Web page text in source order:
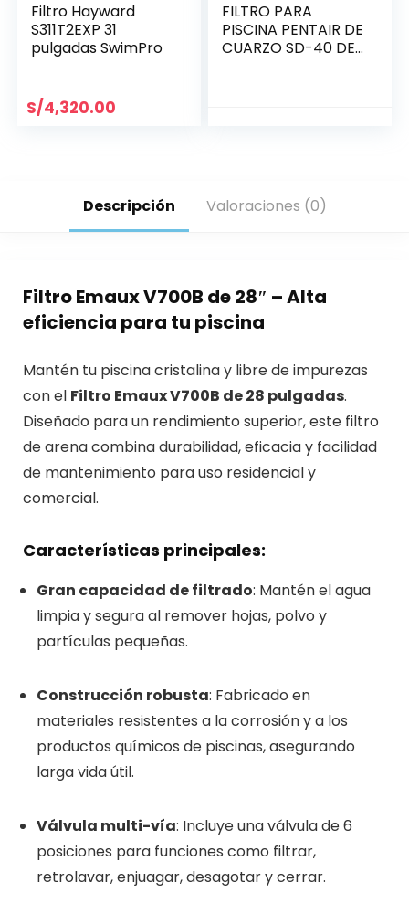
Filtro Hayward
S311T2EXP 31
pulgadas SwimPro
S/4,320.00
FILTRO PARA
PISCINA PENTAIR DE
CUARZO SD-40 DE
Descripción Valoraciones (0)
Filtro Emaux V700B de 28″ – Alta
eficiencia para tu piscina
Mantén tu piscina cristalina y libre de impurezas
con el Filtro Emaux V700B de 28 pulgadas.
Diseñado para un rendimiento superior, este filtro
de arena combina durabilidad, eficacia y facilidad
de mantenimiento para uso residencial y
comercial.
Características principales:
Gran capacidad de filtrado: Mantén el agua
limpia y segura al remover hojas, polvo y
partículas pequeñas.
Construcción robusta: Fabricado en
materiales resistentes a la corrosión y a los
productos químicos de piscinas, asegurando
larga vida útil.
Válvula multi-vía: Incluye una válvula de 6
posiciones para funciones como filtrar,
retrolavar, enjuagar, desagotar y cerrar.